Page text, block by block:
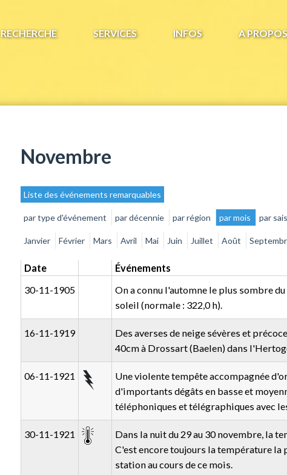
RECHERCHE SERVICES INFOS A
Novembre
Liste des événements remarquables
par type d'événement par décennie par région par mois par
Janvier Février Mars Avril Mai Juin Juillet Août
Date
Événements
30-11-1905
On a connu l'automne le plus sombre
soleil (normale : 322,0 h).
16-11-1919
Des averses de neige sévères et
40cm à Drossart (Baelen) dans
06-11-1921
Une violente tempête accompagnée
d'importants dégâts en basse et
téléphoniques et télégraphiques avec
30-11-1921
Dans la nuit du 29 au 30 novembre, la
C'est encore toujours la température la
station au cours de ce mois.